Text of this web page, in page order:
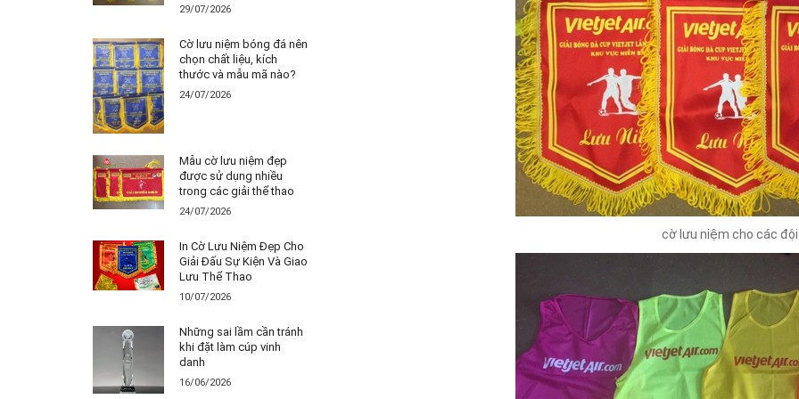
29/07/2026
Cờ lưu niệm bóng đá nên
chọn chất liệu, kích
thước và mẫu mã nào?
24/07/2026
Mẫu cờ lưu niệm đẹp
được sử dụng nhiều
trong các giải thể thao
24/07/2026
In Cờ Lưu Niệm Đẹp Cho
Giải Đấu Sự Kiện Và Giao
Lưu Thể Thao
10/07/2026
Những sai lầm cần tránh
khi đặt làm cúp vinh
danh
16/06/2026
cờ lưu niệm cho các đội